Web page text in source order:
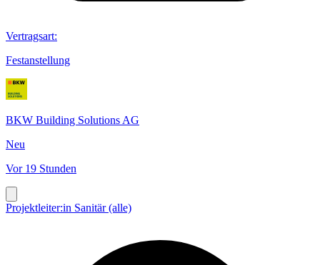
Vertragsart:
Festanstellung
BKW Building Solutions AG
Neu
Vor 19 Stunden
Projektleiter:in Sanitär (alle)